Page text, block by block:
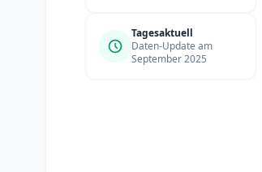
Tagesaktuell
Daten-Update am
September 2025